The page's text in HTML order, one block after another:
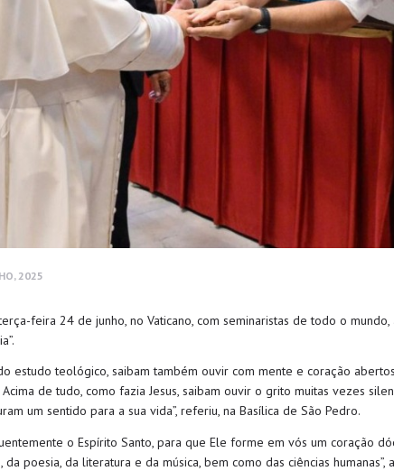
2025
feira 24 de junho, no Vaticano, com seminaristas de todo o
estudo teológico, saibam também ouvir com mente e coração
de tudo, como fazia Jesus, saibam ouvir o grito muitas vezes
um sentido para a sua vida”, referiu, na Basílica de São Pedro.
o Espírito Santo, para que Ele forme em vós um coração
poesia, da literatura e da música, bem como das ciências humanas”,